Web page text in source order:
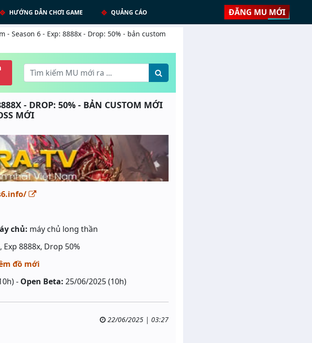
HƯỚNG DẪN CHƠI GAME QUẢNG CÁO ĐĂNG MU MỚI
- Season 6 - Exp: 8888x - Drop: 50% - bản custom
- DROP: 50% - BẢN CUSTOM MỚI
MỚI
chủ: máy chủ long thần
, Exp 8888x, Drop 50%
đồ mới
- Open Beta: 25/06/2025 (10h)
22/06/2025 | 03:27